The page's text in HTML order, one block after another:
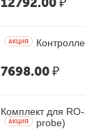
AКЦИЯ
7698.00₽
Комплект для
probe)
AКЦИЯ